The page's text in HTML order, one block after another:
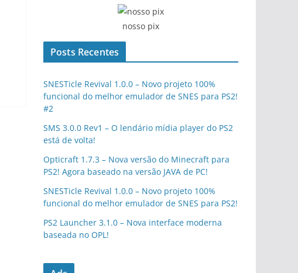
nosso pix
Posts Recentes
SNESTicle Revival 1.0.0 – Novo projeto 100%
funcional do melhor emulador de SNES para PS2!
#2
SMS 3.0.0 Rev1 – O lendário mídia player do PS2
está de volta!
Opticraft 1.7.3 – Nova versão do Minecraft para
PS2! Agora baseado na versão JAVA de PC!
SNESTicle Revival 1.0.0 – Novo projeto 100%
funcional do melhor emulador de SNES para PS2!
PS2 Launcher 3.1.0 – Nova interface moderna
baseada no OPL!